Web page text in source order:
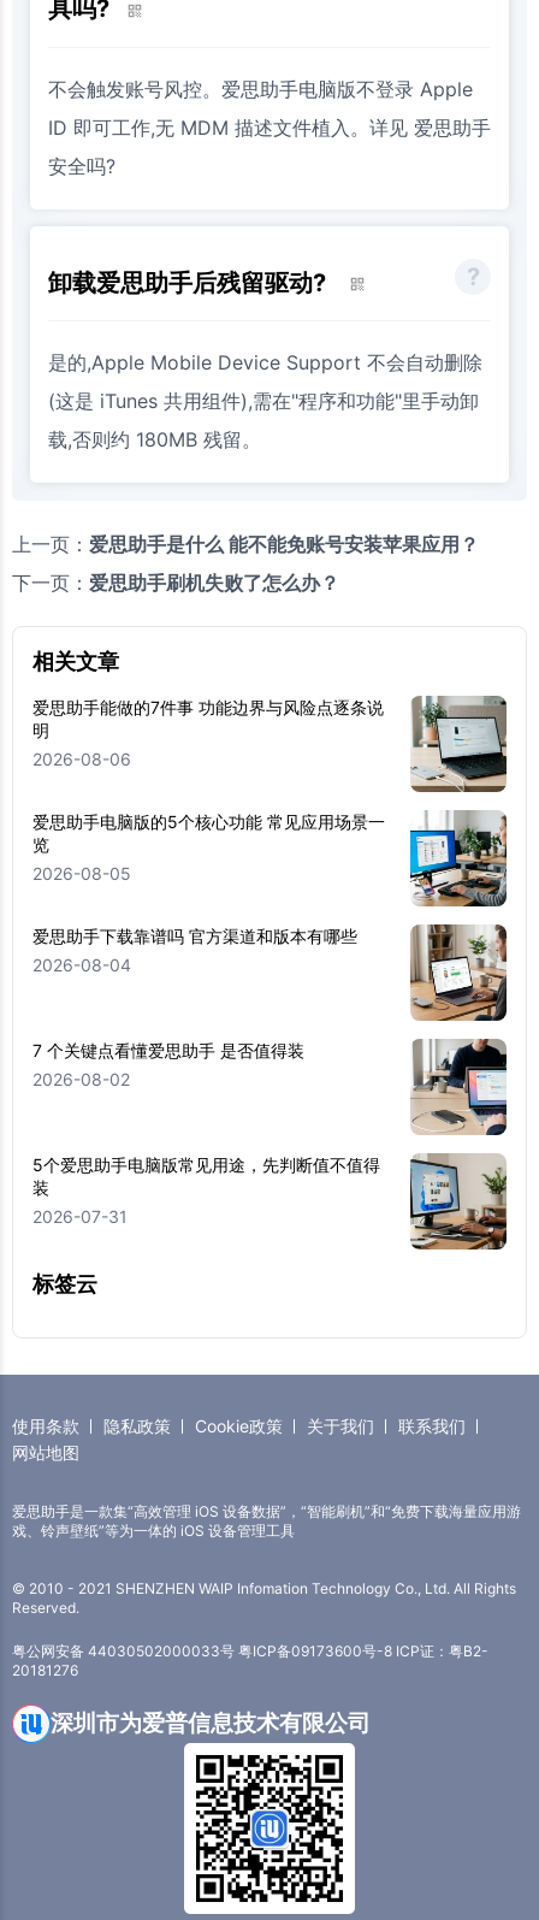
具吗?
不会触发账号风控。爱思助手电脑版不登录 Apple
ID 即可工作,无 MDM 描述文件植入。详见 爱思助手
安全吗?
卸载爱思助手后残留驱动?
是的,Apple Mobile Device Support 不会自动删除
(这是 iTunes 共用组件),需在"程序和功能"里手动卸
载,否则约 180MB 残留。
上一页： 爱思助手是什么 能不能免账号安装苹果应用？
下一页： 爱思助手刷机失败了怎么办？
相关文章
爱思助手能做的7件事 功能边界与风险点逐条说
明
2026-08-06
爱思助手电脑版的5个核心功能 常见应用场景一
览
2026-08-05
爱思助手下载靠谱吗 官方渠道和版本有哪些
2026-08-04
7 个关键点看懂爱思助手 是否值得装
2026-08-02
5个爱思助手电脑版常见用途，先判断值不值得
装
2026-07-31
标签云
使用条款 隐私政策 Cookie政策 关于我们
联系我们
网站地图
爱思助手是一款集“高效管理 iOS 设备数据”，“智能刷机”和“免费下载海量应用游
戏、铃声壁纸”等为一体的 iOS 设备管理工具
© 2010 - 2021 SHENZHEN WAIP Infomation Technology Co., Ltd. All Rights
Reserved.
粤公网安备 44030502000033号 粤ICP备09173600号-8 ICP证：粤B2-
20181276
深圳市为爱普信息技术有限公司